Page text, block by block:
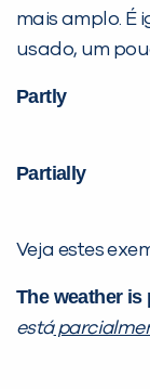
mais amplo. É
usado, um
Partly
Partially
Veja estes
The weather is
está